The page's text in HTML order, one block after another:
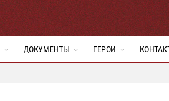
ДОКУМЕНТЫ ГЕРОИ